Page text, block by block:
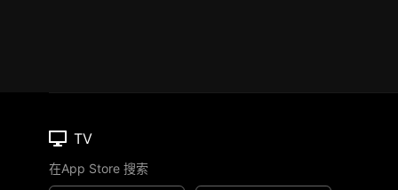
TV
在App Store 搜索